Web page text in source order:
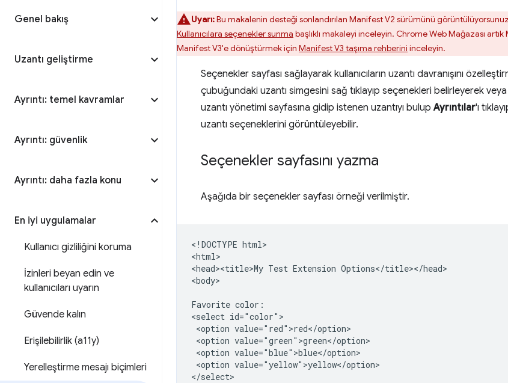
Genel bakış
Uzantı geliştirme
Ayrıntı: temel kavramlar
Ayrıntı: güvenlik
Ayrıntı: daha fazla konu
En iyi uygulamalar
Kullanıcı gizliliğini koruma
İzinleri beyan edin ve
kullanıcıları uyarın
Güvende kalın
Erişilebilirlik (a11y)
Yerelleştirme mesajı biçimleri
Uyarı:Bu makalenin desteği sonlandırılan Manifest V2 sürümünü
Kullanıcılara seçenekler sunma başlıklı makaleyi inceleyin. Chrome Web Mağazası artık
Manifest V3'e dönüştürmek için Manifest V3 taşıma rehberini inceleyin.
Seçenekler sayfası sağlayarak kullanıcıların uzantı davranışını
çubuğundaki uzantı simgesini sağ tıklayıp seçenekleri belirleyerek veya
uzantı yönetimi sayfasına gidip istenen uzantıyı bulupAyrıntılar'ı
uzantı seçeneklerini görüntüleyebilir.
Seçenekler sayfasını yazma
Aşağıda bir seçenekler sayfası örneği verilmiştir.
<!DOCTYPE html>
<html>
<head><title>My Test Extension Options</title></head>
<body>
Favorite color:
<select id="color">
<option value="red">red</option>
<option value="green">green</option>
<option value="blue">blue</option>
<option value="yellow">yellow</option>
</select>